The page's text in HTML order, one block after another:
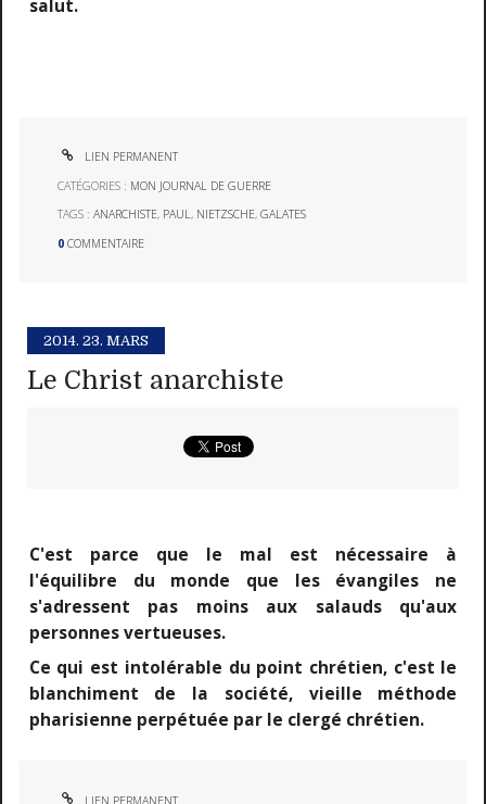
salut.
LIEN PERMANENT
CATÉGORIES : MON JOURNAL DE GUERRE
TAGS :ANARCHISTE, PAUL, NIETZSCHE,GALATES
0 COMMENTAIRE
2014. 23. MARS
Le Christ anarchiste
C'est parce que le mal est nécessaire à
l'équilibre du monde que les évangiles ne
s'adressent pas moins aux salauds qu'aux
personnes vertueuses.
Ce qui est intolérable du point chrétien, c'est le
blanchiment de la société, vieille méthode
pharisienne perpétuée par le clergé chrétien.
LIEN PERMANENT